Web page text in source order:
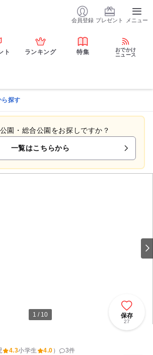
会員登録 プレゼント メニュー
ト ランキング 特集
おでかけ
ニュース
ら探す
園・総合公園をお探しですか？
一覧はこちらから
1 / 10
4.3小学生 4.0 ） 3件
保存
27